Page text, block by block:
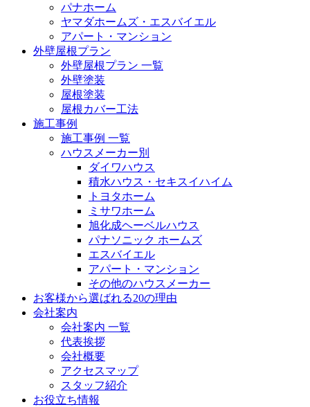
パナホーム
ヤマダホームズ・エスバイエル
アパート・マンション
外壁屋根プラン
外壁屋根プラン 一覧
外壁塗装
屋根塗装
屋根カバー工法
施工事例
施工事例 一覧
ハウスメーカー別
ダイワハウス
積水ハウス・セキスイハイム
トヨタホーム
ミサワホーム
旭化成ヘーベルハウス
パナソニック ホームズ
エスバイエル
アパート・マンション
その他のハウスメーカー
お客様から選ばれる20の理由
会社案内
会社案内 一覧
代表挨拶
会社概要
アクセスマップ
スタッフ紹介
お役立ち情報